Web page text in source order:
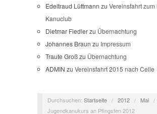
Edeltraud Lüttmann zu Vereinsfahrt zum
Kanuclub
Dietmar Fiedlerzu Übernachtung
Johannes Braun zu Impressum
Traute Großzu Übernachtung
ADMIN zu Vereinsfahrt 2015 nach Celle
Durchsuchen: Startseite / 2012 / Mai /
Jugendkanukurs an Pfingsten 2012